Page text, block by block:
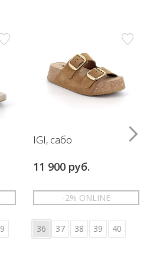
IGI, сабо
11 900 руб.
-2% ONLINE
36 37 38 39 40